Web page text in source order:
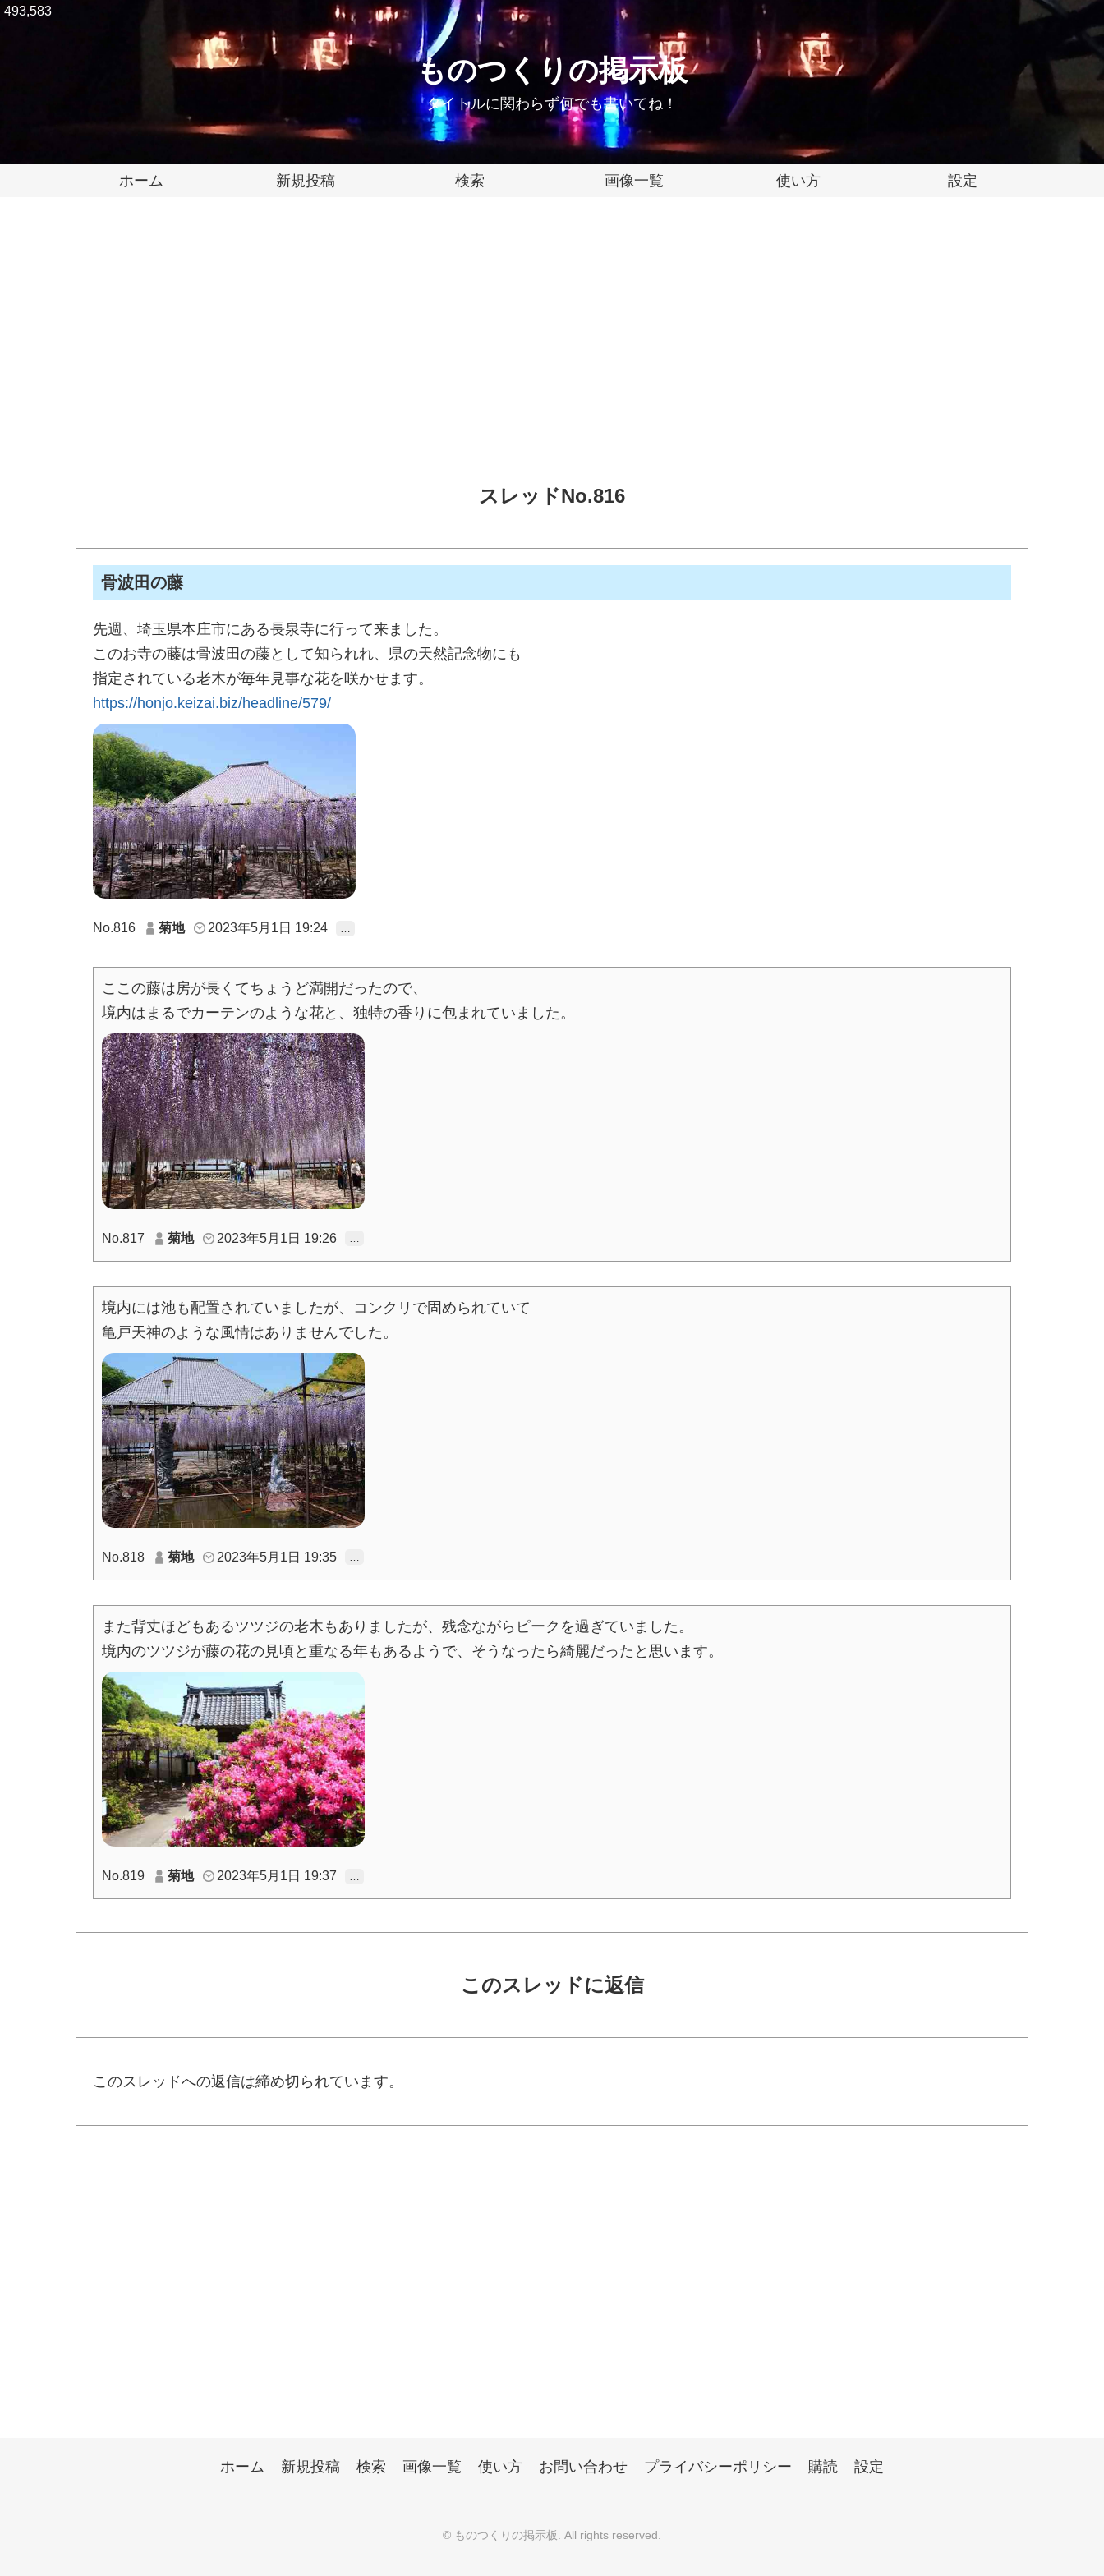
ものつくりの掲示板
タイトルに関わらず何でも書いてね！
ホーム 新規投稿 検索 画像一覧 使い方 設定
493,583
スレッドNo.816
骨波田の藤
先週、埼玉県本庄市にある長泉寺に行って来ました。
このお寺の藤は骨波田の藤として知られれ、県の天然記念物にも
指定されている老木が毎年見事な花を咲かせます。
https://honjo.keizai.biz/headline/579/
No.816 菊地 2023年5月1日 19:24
ここの藤は房が長くてちょうど満開だったので、
境内はまるでカーテンのような花と、独特の香りに包まれていました。
No.817 菊地 2023年5月1日 19:26 …
境内には池も配置されていましたが、コンクリで固められていて
亀戸天神のような風情はありませんでした。
No.818 菊地 2023年5月1日 19:35 …
また背丈ほどもあるツツジの老木もありましたが、残念ながらピークを過ぎていました。
境内のツツジが藤の花の見頃と重なる年もあるようで、そうなったら綺麗だったと思います。
No.819 菊地 2023年5月1日 19:37
このスレッドに返信
このスレッドへの返信は締め切られています。
ホーム 新規投稿 検索 画像一覧 使い方 お問い合わせ プライバシーポリシー 購読 設定
© ものつくりの掲示板. All rights reserved.